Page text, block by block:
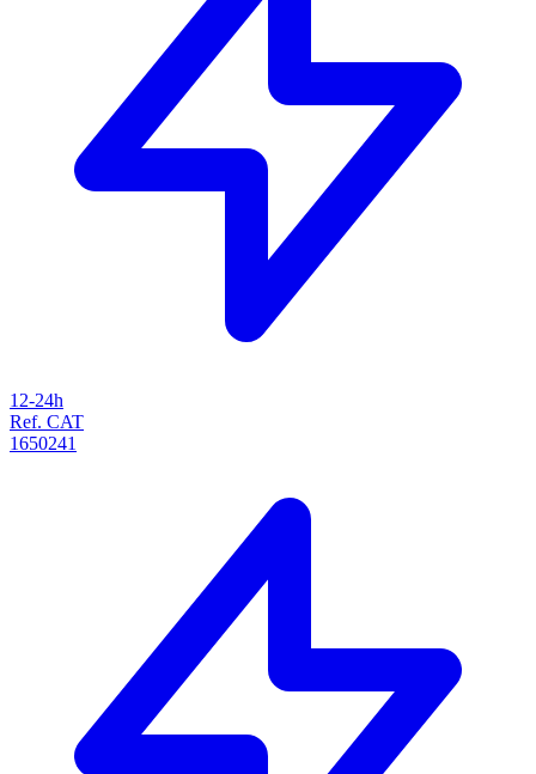
12-24h
Ref. CAT
1650241